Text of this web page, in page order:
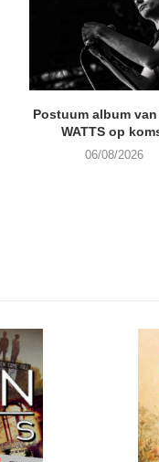
Postuum album van
WATTS op
06/08/2026